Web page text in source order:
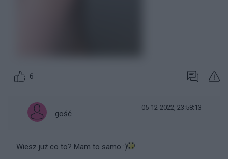
6
gość
05-12-2022, 23:58:13
Wiesz już co to? Mam to samo :)